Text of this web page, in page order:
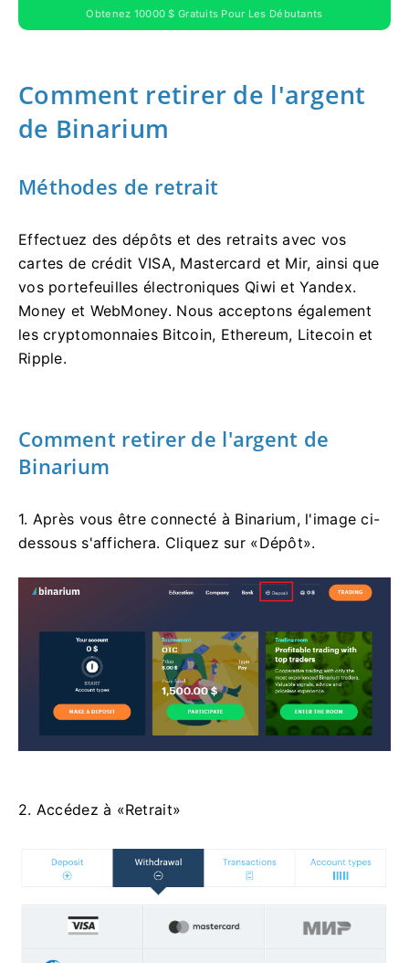
Obtenez 10000 $ Gratuits Pour Les Débutants
Comment retirer de l'argent
de Binarium
Méthodes de retrait
Effectuez des dépôts et des retraits avec vos
cartes de crédit VISA, Mastercard et Mir, ainsi que
vos portefeuilles électroniques Qiwi et Yandex.
Money et WebMoney. Nous acceptons également
les cryptomonnaies Bitcoin, Ethereum, Litecoin et
Ripple.
Comment retirer de l'argent de
Binarium
1. Après vous être connecté à Binarium, l'image ci-
dessous s'affichera. Cliquez sur «Dépôt».
2. Accédez à «Retrait»